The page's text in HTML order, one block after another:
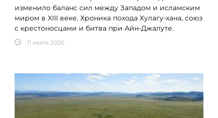
изменило баланс сил между Западом и исламским
миром в XIII веке. Хроника похода Хулагу-хана, союз
с крестоносцами и битва при Айн-Джалуте.
11 июля 2026